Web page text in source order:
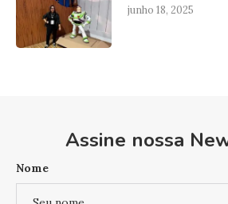
junho 18, 2025
Assine nossa
Nome